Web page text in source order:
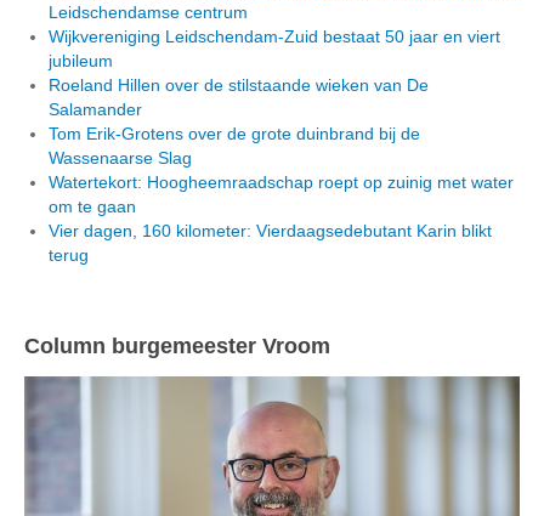
Leidschendamse centrum
Wijkvereniging Leidschendam-Zuid bestaat 50 jaar en viert
jubileum
Roeland Hillen over de stilstaande wieken van De
Salamander
Tom Erik-Grotens over de grote duinbrand bij de
Wassenaarse Slag
Watertekort: Hoogheemraadschap roept op zuinig met water
om te gaan
Vier dagen, 160 kilometer: Vierdaagsedebutant Karin blikt
terug
Column burgemeester Vroom